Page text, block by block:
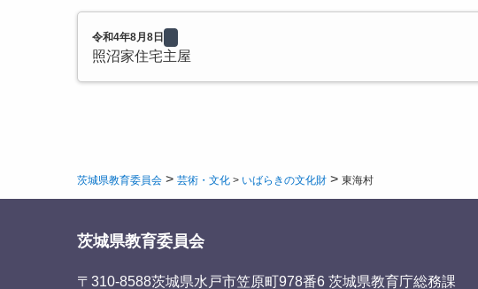
令和4年8月8日
照沼家住宅主屋
茨城県教育委員会 > 芸術・文化 > いばらきの文化財 > 東海村
茨城県教育委員会
〒310-8588茨城県水戸市笠原町978番6 茨城県教育庁総務課